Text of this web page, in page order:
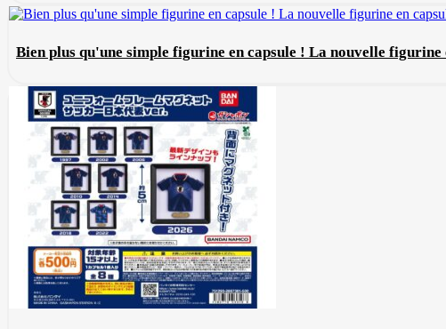
Bien plus qu'une simple figurine en capsule ! La nouvelle